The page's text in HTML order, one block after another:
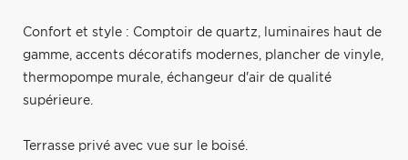
Confort et style : Comptoir de quartz, luminaires haut de
gamme, accents décoratifs modernes, plancher de vinyle,
thermopompe murale, échangeur d'air de qualité
supérieure.
Terrasse privé avec vue sur le boisé.